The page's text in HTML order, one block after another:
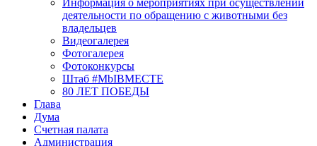
Информация о мероприятиях при осуществлении
деятельности по обращению с животными без
владельцев
Видеогалерея
Фотогалерея
Фотоконкурсы
Штаб #MbIBMECTE
80 ЛЕТ ПОБЕДЫ
Глава
Дума
Счетная палата
Администрация